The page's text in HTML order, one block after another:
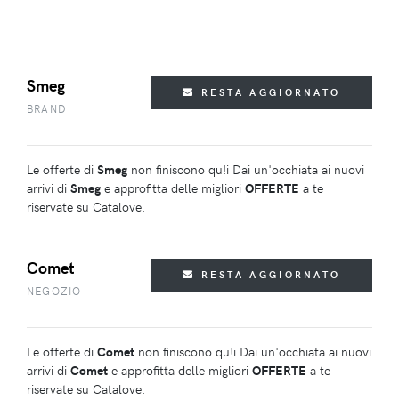
Smeg
BRAND
RESTA AGGIORNATO
Le offerte di Smeg non finiscono qu!i Dai un'occhiata ai nuovi
arrivi di Smeg e approfitta delle migliori OFFERTE a te
riservate su Catalove.
Comet
NEGOZIO
RESTA AGGIORNATO
Le offerte di Comet non finiscono qu!i Dai un'occhiata ai nuovi
arrivi di Comet e approfitta delle migliori OFFERTE a te
riservate su Catalove.